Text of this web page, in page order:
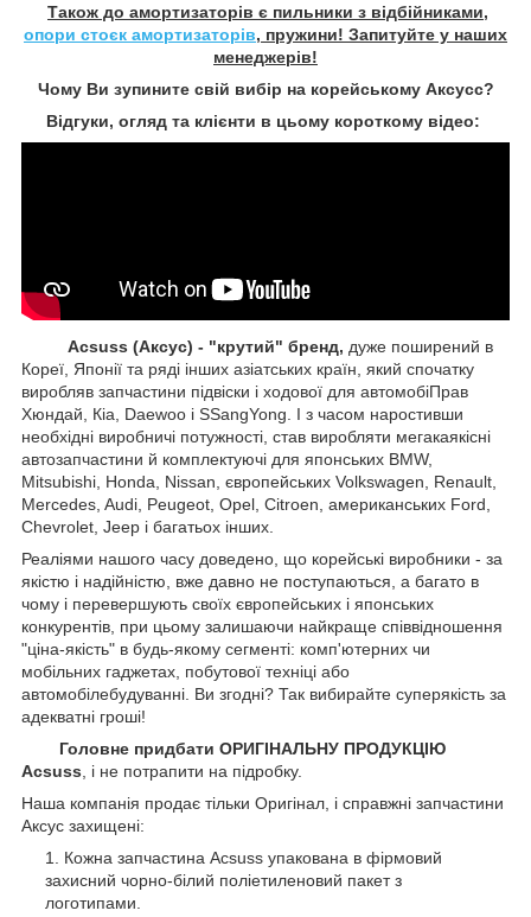
Також до амортизаторів є пильники з відбійниками,
опори стоєк амортизаторів, пружини! Запитуйте у наших
менеджерів!
Чому Ви зупините свій вибір на корейському Аксусс?
Відгуки, огляд та клієнти в цьому короткому відео:
Acsuss (Аксус) - "крутий" бренд, дуже поширений в
Кореї, Японії та ряді інших азіатських країн, який спочатку
виробляв запчастини підвіски і ходової для автомобіПрав
Хюндай, Кіа, Daewoo і SSangYong. І з часом наростивши
необхідні виробничі потужності, став виробляти мегакаякісні
автозапчастини й комплектуючі для японських BMW,
Mitsubishi, Honda, Nissan, європейських Volkswagen, Renault,
Mercedes, Audi, Peugeot, Opel, Citroen, американських Ford,
Chevrolet, Jeep і багатьох інших.
Реаліями нашого часу доведено, що корейські виробники - за
якістю і надійністю, вже давно не поступаються, а багато в
чому і перевершують своїх європейських і японських
конкурентів, при цьому залишаючи найкраще співвідношення
"ціна-якість" в будь-якому сегменті: комп'ютерних чи
мобільних гаджетах, побутової техніці або
автомобілебудуванні. Ви згодні? Так вибирайте суперякість за
адекватні гроші!
Головне придбати ОРИГІНАЛЬНУ ПРОДУКЦІЮ
Acsuss , і не потрапити на підробку.
Наша компанія продає тільки Оригінал, і справжні запчастини
Аксус захищені:
Кожна запчастина Acsuss упакована в фірмовий
захисний чорно-білий поліетиленовий пакет з
логотипами.